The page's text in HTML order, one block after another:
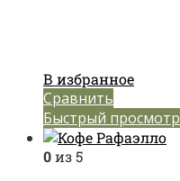
В избранное
Сравнить
Быстрый просмотр
0из 5